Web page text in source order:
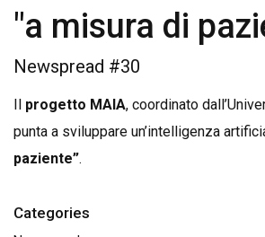
"a misura di
Newspread #30
Il progetto MAIA, coordinato
punta a sviluppare un’intelligenza
paziente”.
Categories